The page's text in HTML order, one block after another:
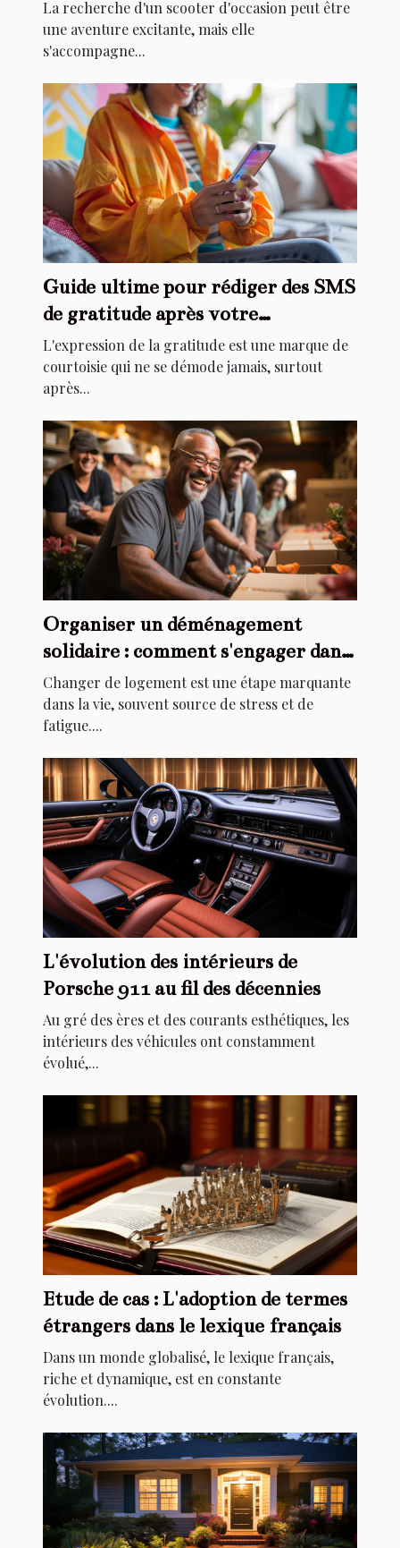
La recherche d'un scooter d'occasion peut être
une aventure excitante, mais elle
s'accompagne...
Guide ultime pour rédiger des SMS
de gratitude après votre
anniversaire
L'expression de la gratitude est une marque de
courtoisie qui ne se démode jamais, surtout
après...
Organiser un déménagement
solidaire : comment s'engager dans
l'aide au relogement
Changer de logement est une étape marquante
dans la vie, souvent source de stress et de
fatigue....
L'évolution des intérieurs de
Porsche 911 au fil des décennies
Au gré des ères et des courants esthétiques, les
intérieurs des véhicules ont constamment
évolué,...
Etude de cas : L'adoption de termes
étrangers dans le lexique français
Dans un monde globalisé, le lexique français,
riche et dynamique, est en constante
évolution....